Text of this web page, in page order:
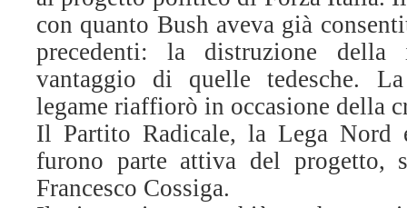
con quanto Bush aveva già
precedenti: la distruzione della
vantaggio di quelle tedesche.
legame riaffiorò in occasione della
Il Partito Radicale, la Lega
furono parte attiva del progetto,
Francesco Cossiga.